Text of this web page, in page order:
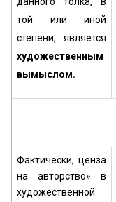
той или иной
степени, является
художественным
вымыслом.
Фактически, ценза
на авторство» в
художественной